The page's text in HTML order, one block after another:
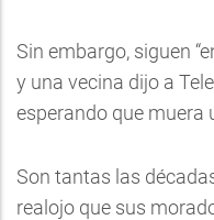
Sin embargo, siguen
y una vecina dijo a
esperando que muera
Son tantas las
realojo que sus